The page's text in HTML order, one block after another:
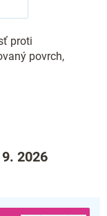
proti
povrch,
2026